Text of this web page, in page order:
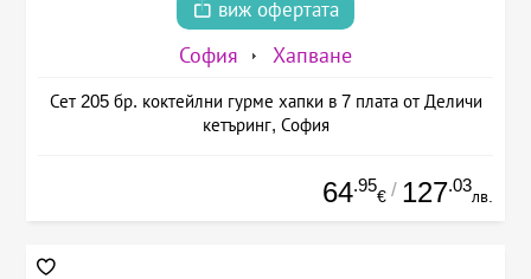
виж офертата
София Хапване
Сет 205 бр. коктейлни гурме хапки в 7 плата от Деличи
кетъринг, София
64.95
€ / 127.03
лв.